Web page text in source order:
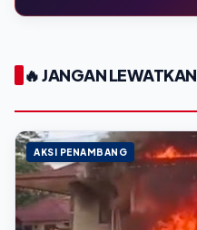
🔥 JANGAN LEWATKAN
AKSI PENAMBANG